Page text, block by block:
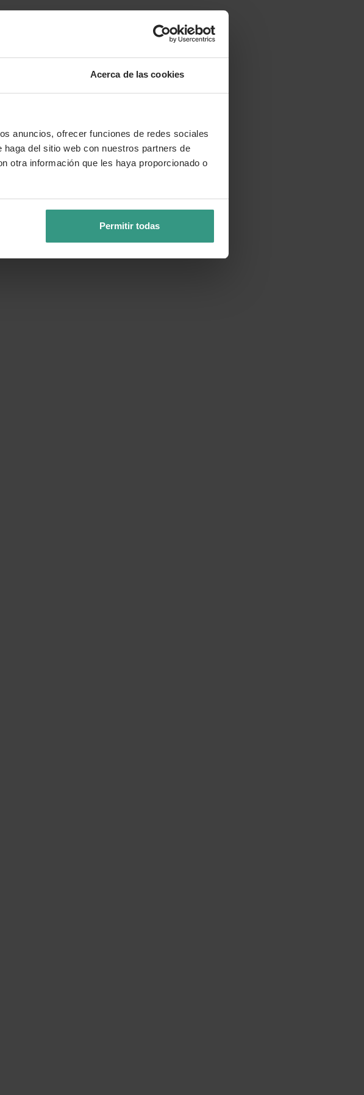
Acerca de las cookies
anuncios, ofrecer funciones de redes sociales
del sitio web con nuestros partners de
otra información que les haya proporcionado o
Permitir todas